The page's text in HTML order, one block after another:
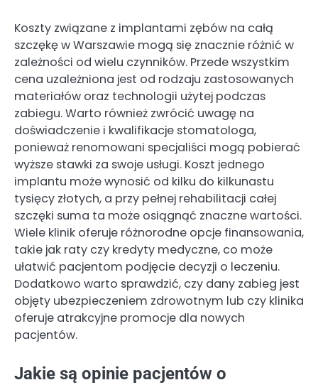
Koszty związane z implantami zębów na całą
szczękę w Warszawie mogą się znacznie różnić w
zależności od wielu czynników. Przede wszystkim
cena uzależniona jest od rodzaju zastosowanych
materiałów oraz technologii użytej podczas
zabiegu. Warto również zwrócić uwagę na
doświadczenie i kwalifikacje stomatologa,
ponieważ renomowani specjaliści mogą pobierać
wyższe stawki za swoje usługi. Koszt jednego
implantu może wynosić od kilku do kilkunastu
tysięcy złotych, a przy pełnej rehabilitacji całej
szczęki suma ta może osiągnąć znaczne wartości.
Wiele klinik oferuje różnorodne opcje finansowania,
takie jak raty czy kredyty medyczne, co może
ułatwić pacjentom podjęcie decyzji o leczeniu.
Dodatkowo warto sprawdzić, czy dany zabieg jest
objęty ubezpieczeniem zdrowotnym lub czy klinika
oferuje atrakcyjne promocje dla nowych
pacjentów.
Jakie są opinie pacjentów o